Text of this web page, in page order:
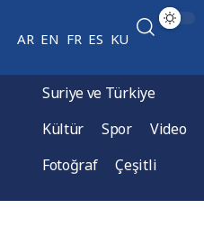
AR EN FR ES KU
Suriye ve Türkiye
Kültür
Spor
Video
Fotoğraf
Çeşitli